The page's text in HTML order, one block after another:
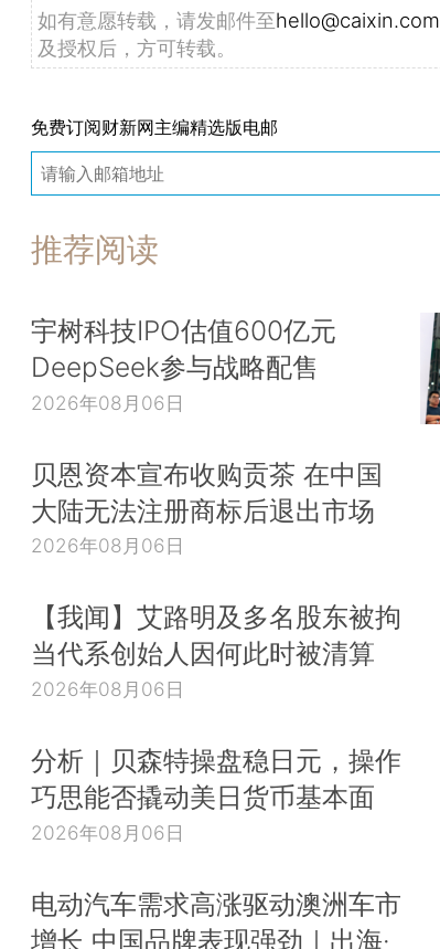
如有意愿转载，请发邮件至hello@caixin.com
及授权后，方可转载。
免费订阅财新网主编精选版电邮
推荐阅读
宇树科技IPO估值600亿元
DeepSeek参与战略配售
2026年08月06日
贝恩资本宣布收购贡茶 在中国
大陆无法注册商标后退出市场
2026年08月06日
【我闻】艾路明及多名股东被拘
当代系创始人因何此时被清算
2026年08月06日
分析｜贝森特操盘稳日元，操作
巧思能否撬动美日货币基本面
2026年08月06日
电动汽车需求高涨驱动澳洲车市
增长 中国品牌表现强劲｜出海·